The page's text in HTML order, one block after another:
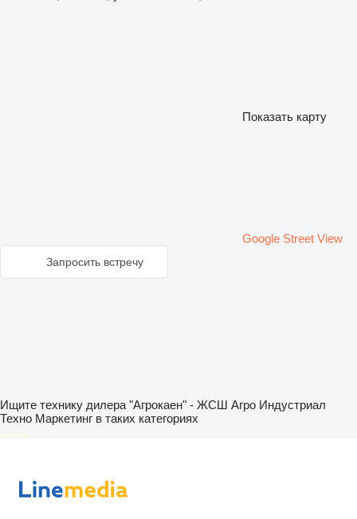
Показать карту
Google Street View
Запросить встречу
Ищите технику дилера "Агрокаен" - ЖСШ Агро Индустриал
Техно Маркетинг в таких категориях
disallow-in-dsa